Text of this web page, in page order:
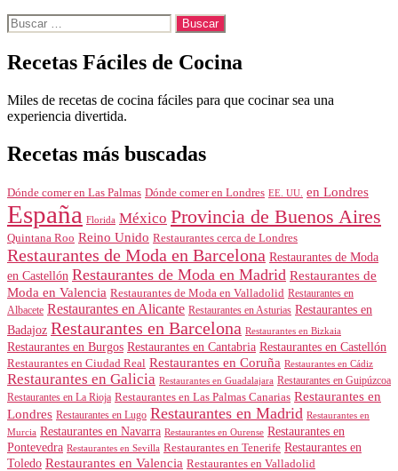
Buscar:
Recetas Fáciles de Cocina
Miles de recetas de cocina fáciles para que cocinar sea una
experiencia divertida.
Recetas más buscadas
Dónde comer en Las Palmas Dónde comer en Londres EE. UU. en Londres
España Florida México Provincia de Buenos Aires
Quintana Roo Reino Unido Restaurantes cerca de Londres
Restaurantes de Moda en Barcelona Restaurantes de Moda
en Castellón Restaurantes de Moda en Madrid Restaurantes de
Moda en Valencia Restaurantes de Moda en Valladolid Restaurantes en
Albacete Restaurantes en Alicante Restaurantes en Asturias Restaurantes en
Badajoz Restaurantes en Barcelona Restaurantes en Bizkaia
Restaurantes en Burgos Restaurantes en Cantabria Restaurantes en Castellón
Restaurantes en Ciudad Real Restaurantes en Coruña Restaurantes en Cádiz
Restaurantes en Galicia Restaurantes en Guadalajara Restaurantes en Guipúzcoa
Restaurantes en La Rioja Restaurantes en Las Palmas Canarias Restaurantes en
Londres Restaurantes en Lugo Restaurantes en Madrid Restaurantes en
Murcia Restaurantes en Navarra Restaurantes en Ourense Restaurantes en
Pontevedra Restaurantes en Sevilla Restaurantes en Tenerife Restaurantes en
Toledo Restaurantes en Valencia Restaurantes en Valladolid